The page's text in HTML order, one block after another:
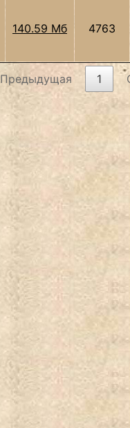
140.59 Мб 4763
Предыдущая 1